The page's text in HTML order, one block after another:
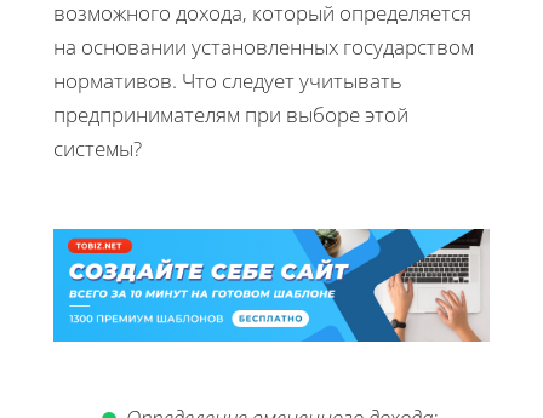
возможного дохода, который определяется
на основании установленных государством
нормативов. Что следует учитывать
предпринимателям при выборе этой
системы?